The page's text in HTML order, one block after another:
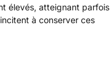
élevés, atteignant parfois
à conserver ces